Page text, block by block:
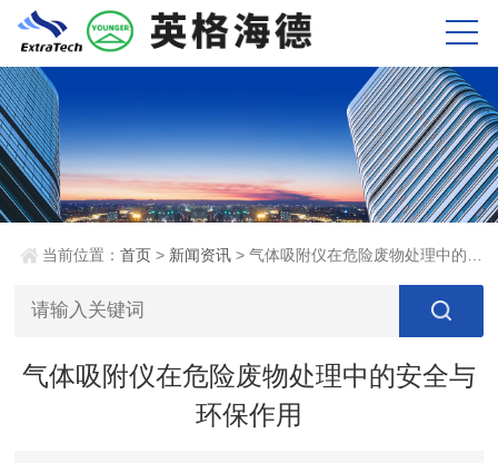
当前位置：首页 > 新闻资讯 > 气体吸附仪在危险废物处理中的安全与环保作用
气体吸附仪在危险废物处理中的安全与
环保作用